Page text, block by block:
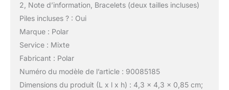
2, Note d’information, Bracelets (deux tailles incluses)
Piles incluses ? : Oui
Marque : Polar
Service : Mixte
Fabricant : Polar
Numéro du modèle de l’article : 90085185
Dimensions du produit (L x l x h) : 4,3 x 4,3 x 0,85 cm;